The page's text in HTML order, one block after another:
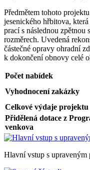
Předmětem tohoto
jesenického hřbitova,
prací s následnou
rozměrech. Uvedená
částečné opravy ohradní
k dokončení obnovy celé
Počet nabídek
Vyhodnocení zakázky
Celkové výdaje projektu
Přidělená dotace z
venkova
Hlavní vstup s upraveným